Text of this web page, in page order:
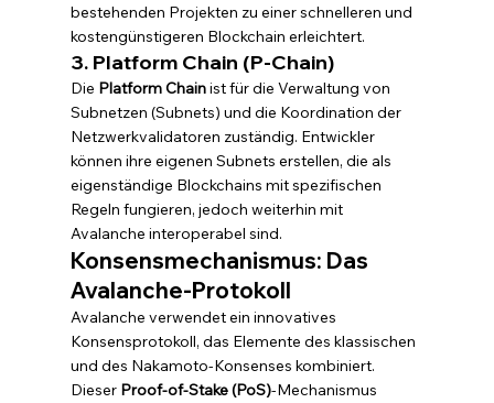
bestehenden Projekten zu einer schnelleren und
kostengünstigeren Blockchain erleichtert.
3. Platform Chain (P-Chain)
Die Platform Chain ist für die Verwaltung von
Subnetzen (Subnets) und die Koordination der
Netzwerkvalidatoren zuständig. Entwickler
können ihre eigenen Subnets erstellen, die als
eigenständige Blockchains mit spezifischen
Regeln fungieren, jedoch weiterhin mit
Avalanche interoperabel sind.
Konsensmechanismus: Das
Avalanche-Protokoll
Avalanche verwendet ein innovatives
Konsensprotokoll, das Elemente des klassischen
und des Nakamoto-Konsenses kombiniert.
Dieser Proof-of-Stake (PoS)-Mechanismus